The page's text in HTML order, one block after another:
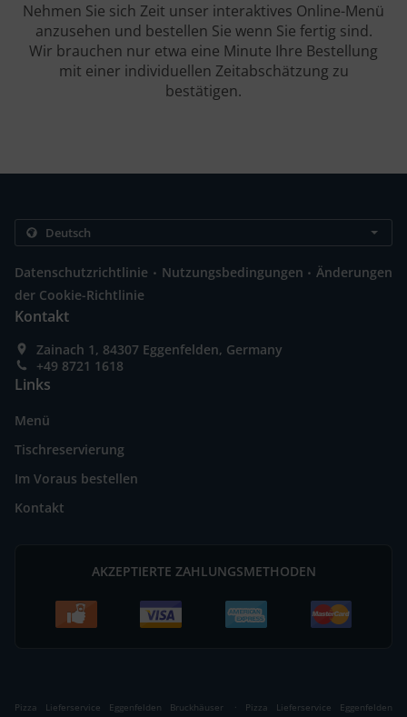
Nehmen Sie sich Zeit unser interaktives Online-Menü
anzusehen und bestellen Sie wenn Sie fertig sind.
Wir brauchen nur etwa eine Minute Ihre Bestellung
mit einer individuellen Zeitabschätzung zu
bestätigen.
Datenschutzrichtlinie . Nutzungsbedingungen . Änderungen
der Cookie-Richtlinie
Kontakt
Zainach 1, 84307 Eggenfelden, Germany
+49 8721 1618
Links
Menü
Tischreservierung
Im Voraus bestellen
Kontakt
AKZEPTIERTE ZAHLUNGSMETHODEN
Pizza Lieferservice Eggenfelden Bruckhäuser .
Pizza Lieferservice Eggenfelden